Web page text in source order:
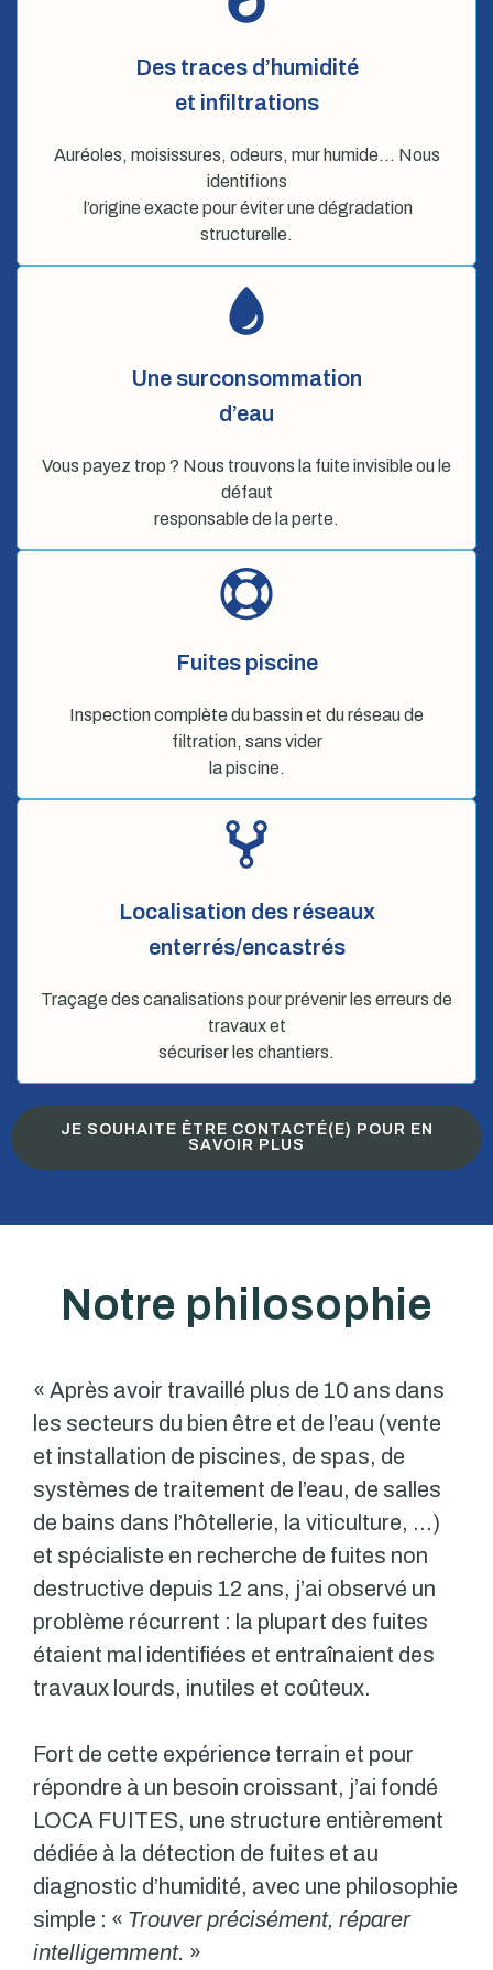
Des traces d’humidité
et infiltrations
Auréoles, moisissures, odeurs, mur humide… Nous
identifions
l’origine exacte pour éviter une dégradation
structurelle.
Une surconsommation
d’eau
Vous payez trop ? Nous trouvons la fuite invisible ou le
défaut
responsable de la perte.
Fuites piscine
Inspection complète du bassin et du réseau de
filtration, sans vider
la piscine.
Localisation des réseaux
enterrés/encastrés
Traçage des canalisations pour prévenir les erreurs de
travaux et
sécuriser les chantiers.
JE SOUHAITE ÊTRE CONTACTÉ(E) POUR EN
SAVOIR PLUS
Notre philosophie
« Après avoir travaillé plus de 10 ans dans
les secteurs du bien être et de l’eau (vente
et installation de piscines, de spas, de
systèmes de traitement de l’eau, de salles
de bains dans l’hôtellerie, la viticulture, …)
et spécialiste en recherche de fuites non
destructive depuis 12 ans, j’ai observé un
problème récurrent : la plupart des fuites
étaient mal identifiées et entraînaient des
travaux lourds, inutiles et coûteux.
Fort de cette expérience terrain et pour
répondre à un besoin croissant, j’ai fondé
LOCA FUITES, une structure entièrement
dédiée à la détection de fuites et au
diagnostic d’humidité, avec une philosophie
simple : « Trouver précisément, réparer
intelligemment. »